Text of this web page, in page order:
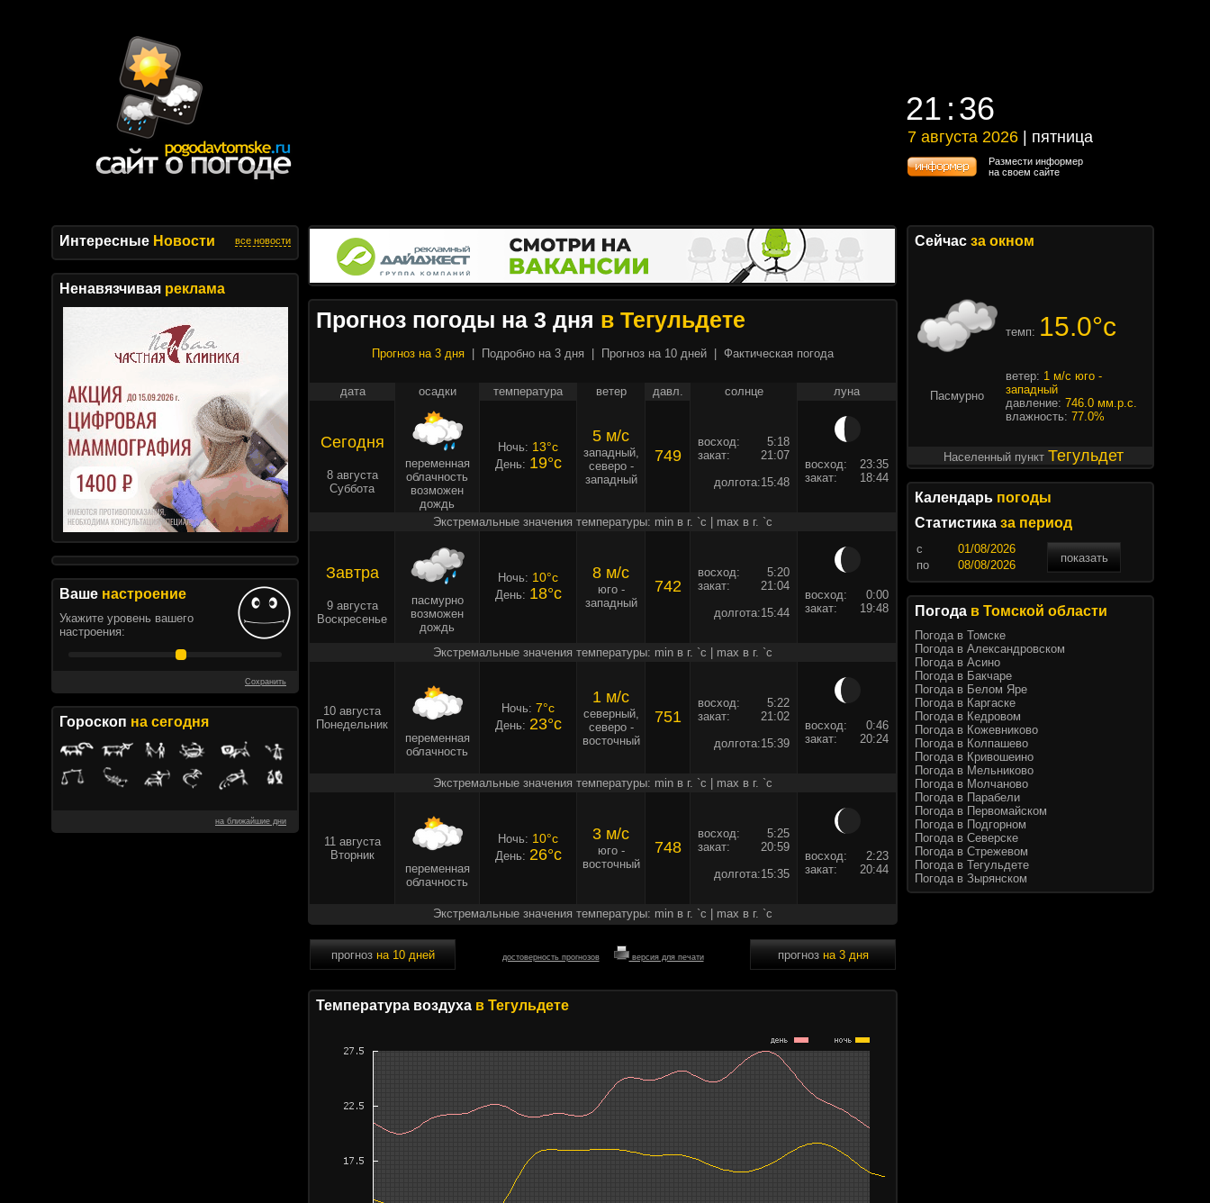
21 36
21 36
7 августа 2026 | пятница
7 августа 2026 | пятница
Размести информер
на своем сайте
Интересные Новости все новости
Ненавязчивая реклама
Ваше настроение
Укажите уровень вашего
настроения:
Сохранить
Гороскоп на сегодня
на ближайшие дни
Прогноз погоды на 3 дня в Тегульдете
Прогноз на 3 дня Подробно на 3 дня Прогноз на 10 дней Фактическая погода
дата осадки температура ветер давл. солнце луна
Сегодня
8 августа
Суббота
переменная
облачность
возможен
дождь
Ночь: 13°c
День: 19°c
5 м/c
западный,
северо -
западный
749
восход:
5:18
закат:
21:07
долгота:15:48
восход:
23:35
закат:
18:44
Экстремальные значения температуры: min в г. `c | max в г. `c
Завтра
9 августа
Воскресенье
пасмурно
возможен
дождь
Ночь: 10°c
День: 18°c
8 м/c
юго -
западный
742
восход:
5:20
закат:
21:04
долгота:15:44
восход:
0:00
закат:
19:48
Экстремальные значения температуры: min в г. `c | max в г. `c
10 августа
Понедельник
переменная
облачность
Ночь: 7°c
День: 23°c
1 м/c
северный,
северо -
восточный
751
восход:
5:22
закат:
21:02
долгота:15:39
восход:
0:46
закат:
20:24
Экстремальные значения температуры: min в г. `c | max в г. `c
11 августа
Вторник
переменная
облачность
Ночь: 10°c
День: 26°c
3 м/c
юго -
восточный
748
восход:
5:25
закат:
20:59
долгота:15:35
восход:
2:23
закат:
20:44
Экстремальные значения температуры: min в г. `c | max в г. `c
прогноз на 10 дней достоверность прогнозов версия для печати прогноз на 3 дня
Температура воздуха в Тегульдете
Сейчас за окном
темп: 15.0°c
Пасмурно
ветер: 1 м/с юго -
западный
давление: 746.0 мм.р.с.
влажность: 77.0%
Населенный пункт Тегульдет
Календарь погоды
Статистика за период
c
показать
по
Погода в Томской области
Погода в Томске
Погода в Александровском
Погода в Асино
Погода в Бакчаре
Погода в Белом Яре
Погода в Каргаске
Погода в Кедровом
Погода в Кожевниково
Погода в Колпашево
Погода в Кривошеино
Погода в Мельниково
Погода в Молчаново
Погода в Парабели
Погода в Первомайском
Погода в Подгорном
Погода в Северске
Погода в Стрежевом
Погода в Тегульдете
Погода в Зырянском